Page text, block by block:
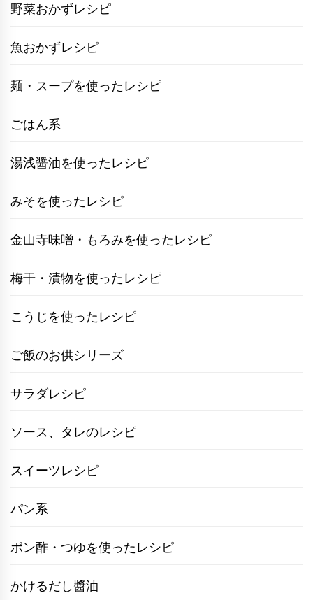
野菜おかずレシピ
魚おかずレシピ
麺・スープを使ったレシピ
ごはん系
湯浅醤油を使ったレシピ
みそを使ったレシピ
金山寺味噌・もろみを使ったレシピ
梅干・漬物を使ったレシピ
こうじを使ったレシピ
ご飯のお供シリーズ
サラダレシピ
ソース、タレのレシピ
スイーツレシピ
パン系
ポン酢・つゆを使ったレシピ
かけるだし醬油